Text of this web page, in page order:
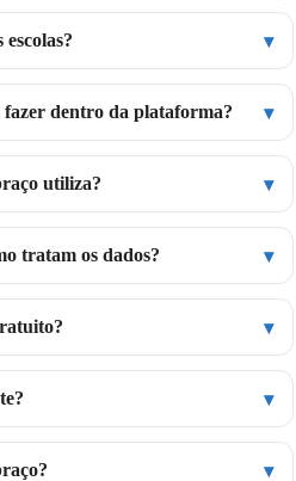
fazer dentro da plataforma?
utiliza?
tratam os dados?